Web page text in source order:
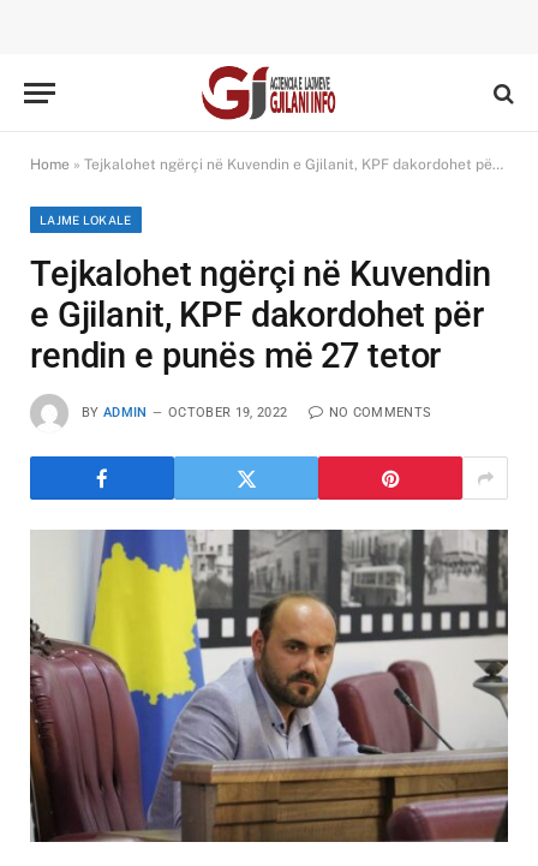
Home » Tejkalohet ngërçi në Kuvendin e Gjilanit, KPF dakordohet për rendin e punës më 27 tetor
LAJME LOKALE
Tejkalohet ngërçi në Kuvendin
e Gjilanit, KPF dakordohet për
rendin e punës më 27 tetor
BY ADMIN OCTOBER 19, 2022 NO COMMENTS